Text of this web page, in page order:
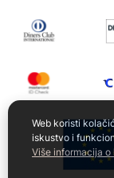
Web koristi
iskustvo i
Više informacija